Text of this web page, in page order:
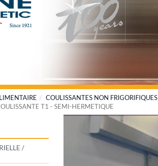
COULISSANTES NON FRIGORIFIQUES
T1 - SEMI-HERMETIQUE
/